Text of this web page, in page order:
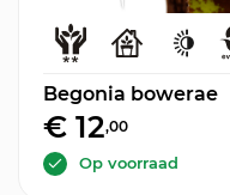
Begonia bowerae
€ 12,00
Op voorraad